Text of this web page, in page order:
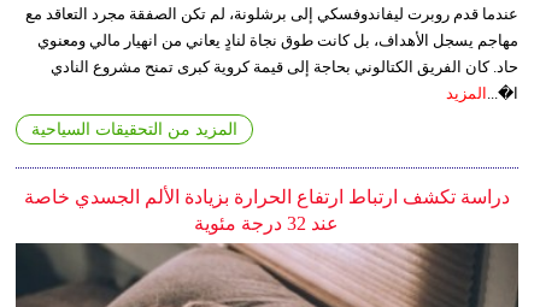
عندما قدم روبرت ليفاندوفسكي إلى برشلونة، لم تكن الصفقة مجرد التعاقد مع
مهاجم يسجل الأهداف، بل كانت طوق نجاة لنادٍ يعاني من انهيار مالي ومعنوي
حاد. كان الفريق الكتالوني بحاجة إلى قيمة كروية كبرى تمنح مشروع النادي
ا�... المزيد
المزيد من التحقيقات السياحية
دراسة تكشف ارتباط ارتفاع الحرارة بزيادة الألم الجسدي خاصة
عند 32 درجة مئوية